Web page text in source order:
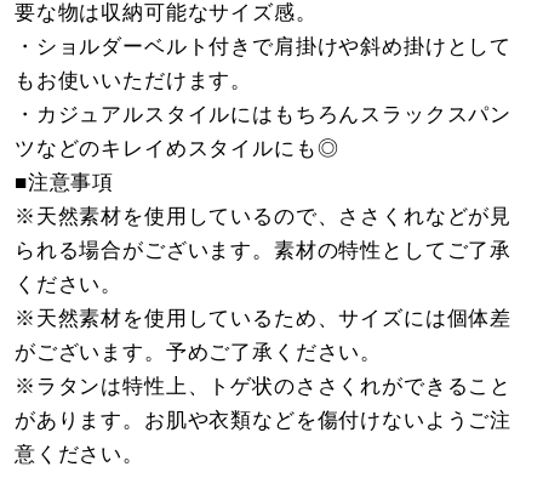
要な物は収納可能なサイズ感。
・ショルダーベルト付きで肩掛けや斜め掛けとして
もお使いいただけます。
・カジュアルスタイルにはもちろんスラックスパン
ツなどのキレイめスタイルにも◎
■注意事項
※天然素材を使用しているので、ささくれなどが見
られる場合がございます。素材の特性としてご了承
ください。
※天然素材を使用しているため、サイズには個体差
がございます。予めご了承ください。
※ラタンは特性上、トゲ状のささくれができること
があります。お肌や衣類などを傷付けないようご注
意ください。